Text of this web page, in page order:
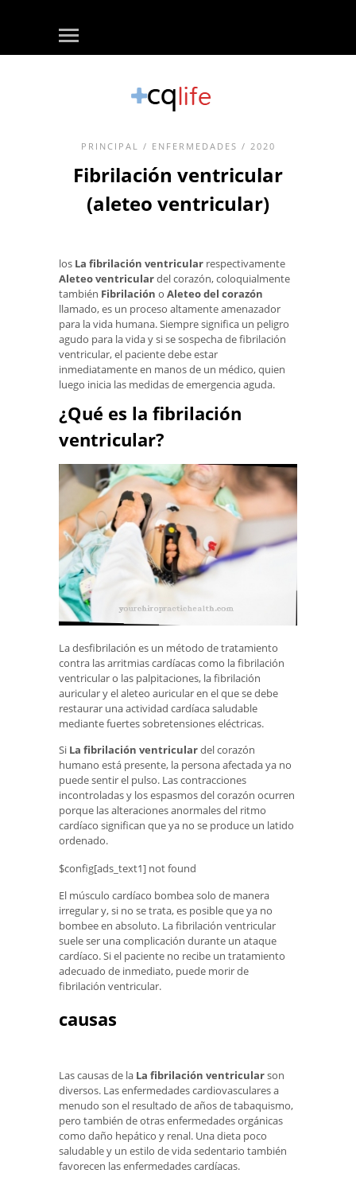
PRINCIPAL / ENFERMEDADES / 2020
Fibrilación ventricular
(aleteo ventricular)
los La fibrilación ventricular respectivamente
Aleteo ventriculardel corazón, coloquialmente
también Fibrilación o Aleteo del corazón
llamado, es un proceso altamente amenazador
para la vida humana. Siempre significa un peligro
agudo para la vida y si se sospecha de fibrilación
ventricular, el paciente debe estar
inmediatamente en manos de un médico, quien
luego inicia las medidas de emergencia aguda.
¿Qué es la fibrilación
ventricular?
La desfibrilación es un método de tratamiento
contra las arritmias cardíacas como la fibrilación
ventricular o las palpitaciones, la fibrilación
auricular y el aleteo auricular en el que se debe
restaurar una actividad cardíaca saludable
mediante fuertes sobretensiones eléctricas.
Si La fibrilación ventriculardel corazón
humano está presente, la persona afectada ya no
puede sentir el pulso. Las contracciones
incontroladas y los espasmos del corazón ocurren
porque las alteraciones anormales del ritmo
cardíaco significan que ya no se produce un latido
ordenado.
$config[ads_text1] not found
El músculo cardíaco bombea solo de manera
irregular y, si no se trata, es posible que ya no
bombee en absoluto. La fibrilación ventricular
suele ser una complicación durante un ataque
cardíaco. Si el paciente no recibe un tratamiento
adecuado de inmediato, puede morir de
fibrilación ventricular.
causas
Las causas de la La fibrilación ventricularson
diversos. Las enfermedades cardiovasculares a
menudo son el resultado de años de tabaquismo,
pero también de otras enfermedades orgánicas
como daño hepático y renal. Una dieta poco
saludable y un estilo de vida sedentario también
favorecen las enfermedades cardíacas.